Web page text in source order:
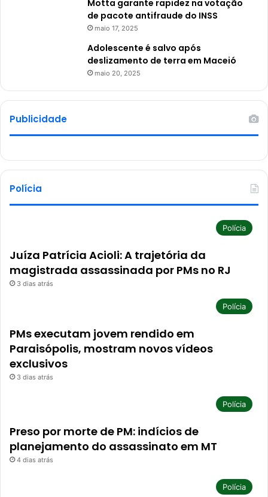
Motta garante rapidez na votação
de pacote antifraude do INSS
maio 17, 2025
Adolescente é salvo após
deslizamento de terra em Maceió
maio 20, 2025
Publicidade
Polícia
Polícia
Juíza Patrícia Acioli: A trajetória da
magistrada assassinada por PMs no RJ
3 dias atrás
Polícia
PMs executam jovem rendido em
Paraisópolis, mostram novos vídeos
exclusivos
3 dias atrás
Polícia
Preso por morte de PM: indícios de
planejamento do assassinato em MT
4 dias atrás
Polícia